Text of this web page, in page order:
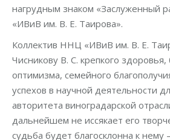
нагрудным знаком «Заслуженный
«ИВиВ им. В. Е. Таирова».
Коллектив ННЦ «ИВиВ им. В. Е.
Чисникову В. С. крепкого
оптимизма, семейного
успехов в научной деятельности
авторитета виноградарской
дальнейшем не иссякает его
судьба будет благосклонна к нему